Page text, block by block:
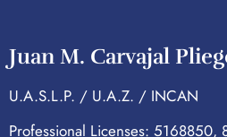
Juan M. Carvajal
U.A.S.L.P. / U.A.Z. / INCAN
Professional Licenses: